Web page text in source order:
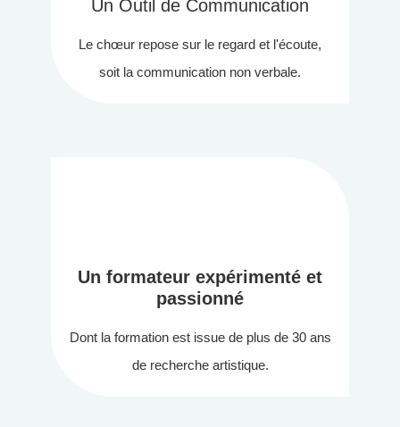
Un Outil de Communication
Le chœur repose sur le regard et l'écoute,
soit la communication non verbale.
Un formateur expérimenté et
passionné
Dont la formation est issue de plus de 30 ans
de recherche artistique.